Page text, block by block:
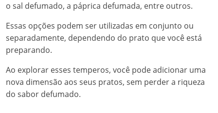
o sal defumado, a páprica defumada, entre outros.
Essas opções podem ser utilizadas em conjunto ou
separadamente, dependendo do prato que você está
preparando.
Ao explorar esses temperos, você pode adicionar uma
nova dimensão aos seus pratos, sem perder a riqueza
do sabor defumado.